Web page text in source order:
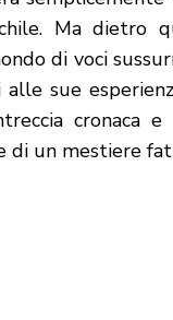
Ma dietro
di voci
sue
cronaca
e di un mestiere